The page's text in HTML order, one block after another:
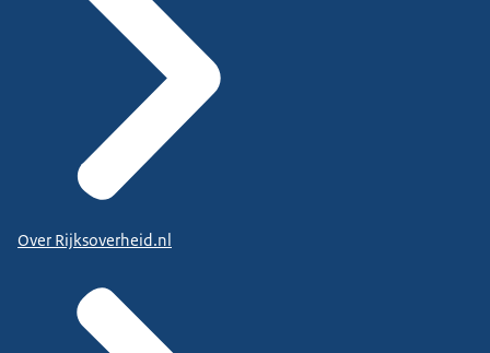
Over Rijksoverheid.nl